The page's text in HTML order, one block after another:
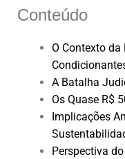
Conteúdo
O Contexto
A Batalha
Os Quase R$
Implicações
Perspectiva